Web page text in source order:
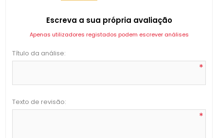
Escreva a sua própria avaliação
Apenas utilizadores registados podem escrever análises
Título da análise:
*
Texto de revisão:
*